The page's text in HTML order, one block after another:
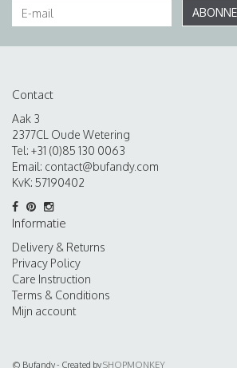
Contact
Aak 3
2377CL Oude Wetering
Tel: +31 (0)85 130 0063
Email: contact@bufandy.com
KvK: 57190402
Informatie
Delivery & Returns
Privacy Policy
Care Instruction
Terms & Conditions
Mijn account
© Bufandy - Created bySHOPMONKEY